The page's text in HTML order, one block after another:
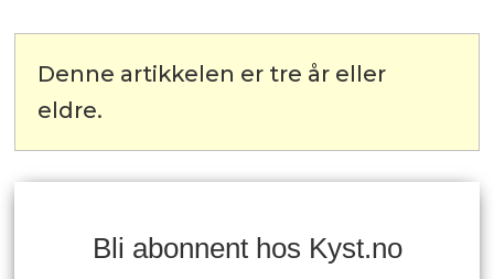
Denne artikkelen er tre år eller
eldre.
Bli abonnent hos Kyst.no